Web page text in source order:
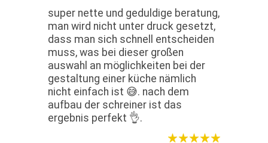
super nette und geduldige beratung,
man wird nicht unter druck gesetzt,
dass man sich schnell entscheiden
muss, was bei dieser großen
auswahl an möglichkeiten bei der
gestaltung einer küche nämlich
nicht einfach ist 😅. nach dem
aufbau der schreiner ist das
ergebnis perfekt 👌.